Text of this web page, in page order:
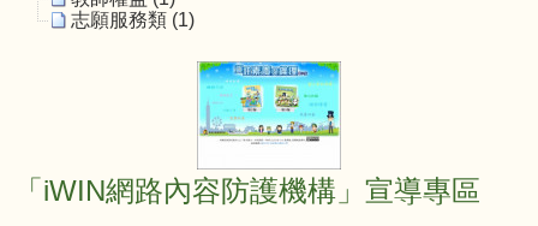
志願服務類 (1)
「iWIN網路內容防護
「iWIN網路內容防護機構」宣導專區